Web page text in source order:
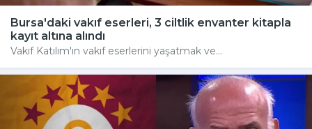
Bursa'daki vakıf eserleri, 3 ciltlik envanter kitapla
kayıt altına alındı
Vakıf Katılım'ın vakıf eserlerini yaşatmak ve...